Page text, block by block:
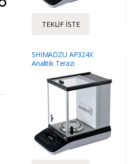
TEKLIF İSTE
SHIMADZU AP324X
Analitik Terazi